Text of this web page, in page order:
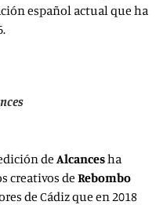
español actual que ha
deAlcancesha
creativos de Rebombo
de Cádiz que en 2018